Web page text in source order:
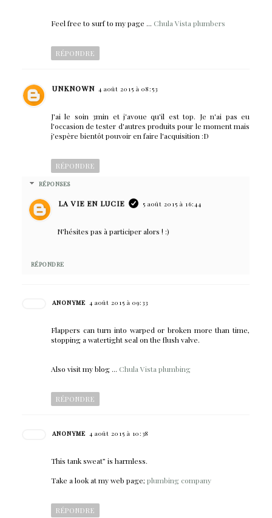
Feel free to surf to my page ... Chula Vista plumbers
RÉPONDRE
UNKNOWN 4 août 2015 à 08:53
J'ai le soin 3min et j'avoue qu'il est top. Je n'ai pas eu
l'occasion de tester d'autres produits pour le moment mais
j'espère bientôt pouvoir en faire l'acquisition :D
RÉPONDRE
RÉPONSES
LA VIE EN LUCIE 5 août 2015 à 16:44
N'hésites pas à participer alors ! :)
RÉPONDRE
ANONYME 4 août 2015 à 09:33
Flappers can turn into warped or broken more than time,
stopping a watertight seal on the flush valve.
Also visit my blog ... Chula Vista plumbing
RÉPONDRE
ANONYME 4 août 2015 à 10:38
This tank sweat” is harmless.
Take a look at my web page; plumbing company
RÉPONDRE